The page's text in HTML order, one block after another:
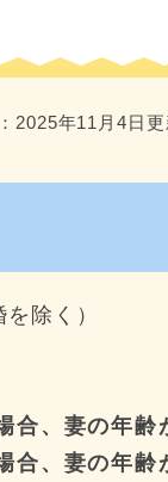
2025年11月4日更
除く）
合、妻の年齢
合、妻の年齢